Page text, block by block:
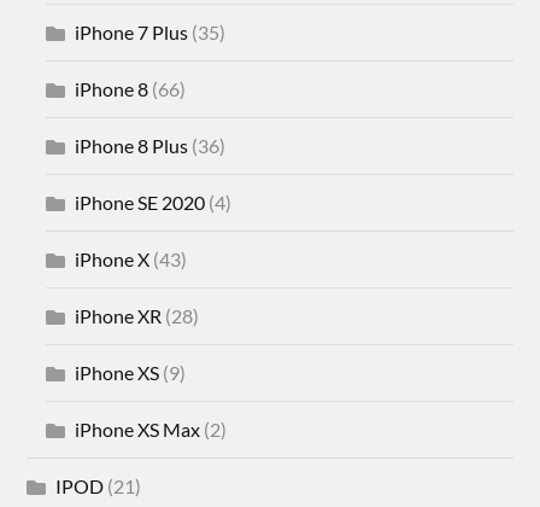
iPhone 7 Plus (35)
iPhone 8 (66)
iPhone 8 Plus (36)
iPhone SE 2020 (4)
iPhone X (43)
iPhone XR (28)
iPhone XS (9)
iPhone XS Max (2)
IPOD (21)